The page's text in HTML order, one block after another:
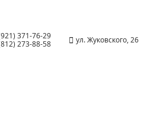
371-76-29
273-88-58
ул. Жуковского, 26